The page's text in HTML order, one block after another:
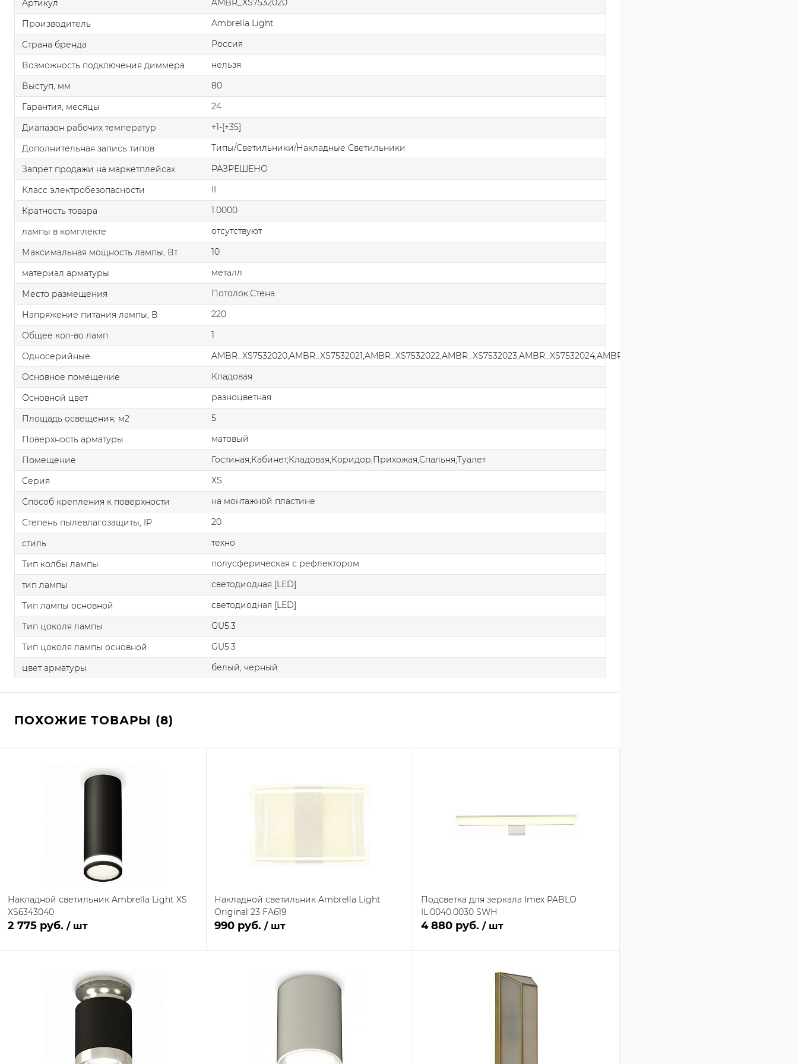
Артикул
AMBR_XS7532020
Производитель
Ambrella Light
Страна бренда
Россия
Возможность подключения диммера
нельзя
Выступ, мм
80
Гарантия, месяцы
24
Диапазон рабочих температур
+1-[+35]
Дополнительная запись типов
Типы/Светильники/Накладные Светильники
Запрет продажи на маркетплейсах
РАЗРЕШЕНО
Класс электробезопасности
II
Кратность товара
1.0000
лампы в комплекте
отсутствуют
Максимальная мощность лампы, Вт
10
материал арматуры
металл
Место размещения
Потолок,Стена
Напряжение питания лампы, В
220
Общее кол-во ламп
1
Односерийные
AMBR_XS7532020,AMBR_XS7532021,AMBR_XS7532022,AMBR_XS7532023,AMBR_XS7532024,AMBR_XS7532025
Основное помещение
Кладовая
Основной цвет
разноцветная
Площадь освещения, м2
5
Поверхность арматуры
матовый
Помещение
Гостиная,Кабинет,Кладовая,Коридор,Прихожая,Спальня,Туалет
Серия
XS
Способ крепления к поверхности
на монтажной пластине
Степень пылевлагозащиты, IP
20
стиль
техно
Тип колбы лампы
полусферическая с рефлектором
тип лампы
светодиодная [LED]
Тип лампы основной
светодиодная [LED]
Тип цоколя лампы
GU5.3
Тип цоколя лампы основной
GU5.3
цвет арматуры
белый, черный
ПОХОЖИЕ ТОВАРЫ (8)
Накладной светильник Ambrella Light XS
XS6343040
2 775 руб. / шт
В корзину
Сравнение
Накладной светильник Ambrella Light
Original 23 FA619
990 руб. / шт
В корзину
Сравнение
В наличии на складе
поставщика
Подсветка для зеркала Imex PABLO
IL.0040.0030 SWH
4 880 руб. / шт
В корзину